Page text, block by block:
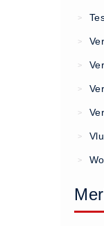
AED apparaten
AED batterijen
AED binnen -
AED elektroden
AED tassen (14)
BHV kasten (5)
>
>
>
>
>
>
>